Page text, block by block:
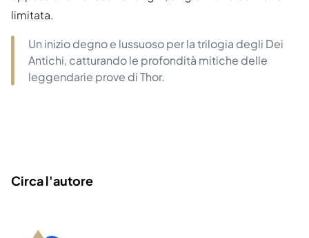
limitata.
Un inizio degno e lussuoso per la trilogia degli Dei
Antichi, catturando le profondità mitiche delle
leggendarie prove di Thor.
Circa l'autore